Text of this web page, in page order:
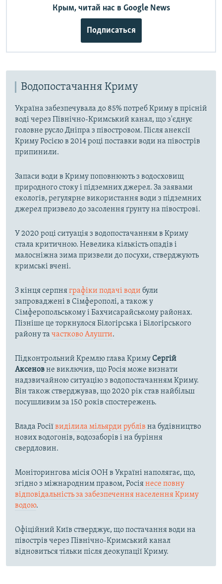
Крым, читай нас в Google News
Подписаться
Водопостачання Криму
Україна забезпечувала до 85% потреб Криму в прісній
воді через Північно-Кримський канал, що з'єднує
головне русло Дніпра з півостровом. Після анексії
Криму Росією в 2014 році поставки води на півострів
припинили.
Запаси води в Криму поповнюють з водосховищ
природного стоку і підземних джерел. За заявами
екологів, регулярне використання води з підземних
джерел призвело до засолення ґрунту на півострові.
У 2020 році ситуація з водопостачанням в Криму
стала критичною. Невелика кількість опадів і
малосніжна зима призвели до посухи, стверджують
кримські вчені.
З кінця серпняграфіки подачі води були
запроваджені в Сімферополі, а також у
Сімферопольському і Бахчисарайському районах.
Пізніше це торкнулося Білогірська і Білогірського
району та частково Алушти.
Підконтрольний Кремлю глава КримуСергій
Аксеновне виключив, що Росія може визнати
надзвичайною ситуацію з водопостачанням Криму.
Він також стверджував, що 2020 рік став найбільш
посушливим за 150 років спостережень.
Влада Росіївиділила мільярди рублів на будівництво
нових водогонів, водозаборів і на буріння
свердловин.
Моніторингова місія ООН в Україні наполягає, що,
згідно з міжнародним правом, Росіянесе повну
відповідальність за забезпечення населення Криму
водою.
Офіційний Київ стверджує, що постачання води на
півострів через Північно-Кримський канал
відновиться тільки після деокупації Криму.